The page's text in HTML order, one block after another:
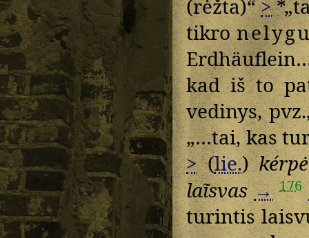
(rė́žta)“>
tikro
kad iš to
vedinys,
„…tai, kas
>(lie.)kérpė
laĩsvas → 176
turintis